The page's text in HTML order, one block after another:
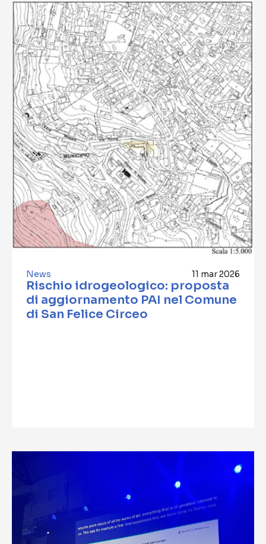
News 11 mar 2026
Rischio idrogeologico: proposta
di aggiornamento PAI nel Comune
di San Felice Circeo